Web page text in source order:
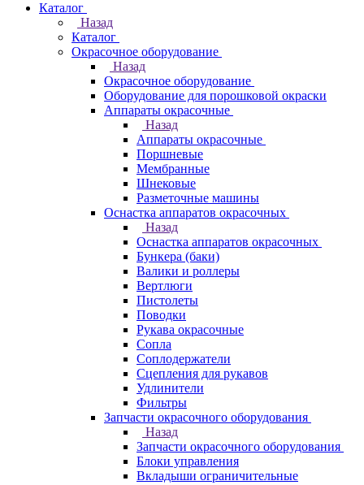
Каталог
Назад
Каталог
Окрасочное оборудование
Назад
Окрасочное оборудование
Оборудование для порошковой окраски
Аппараты окрасочные
Назад
Аппараты окрасочные
Поршневые
Мембранные
Шнековые
Разметочные машины
Оснастка аппаратов окрасочных
Назад
Оснастка аппаратов окрасочных
Бункера (баки)
Валики и роллеры
Вертлюги
Пистолеты
Поводки
Рукава окрасочные
Сопла
Соплодержатели
Сцепления для рукавов
Удлинители
Фильтры
Запчасти окрасочного оборудования
Назад
Запчасти окрасочного оборудования
Блоки управления
Вкладыши ограничительные